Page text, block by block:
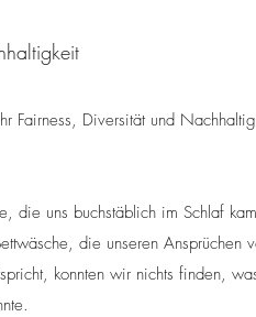
Fairness, Diversität und
die uns buchstäblich im Schlaf
die unseren Ansprüchen
konnten wir nichts finden,